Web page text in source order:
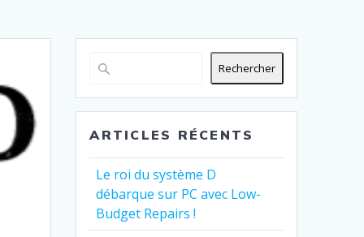
Rechercher
ARTICLES RÉCENTS
Le roi du système D
débarque sur PC avec Low-
Budget Repairs !